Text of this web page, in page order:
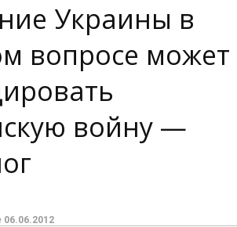
Украины в
вопросе может
войну —
06.06.2012